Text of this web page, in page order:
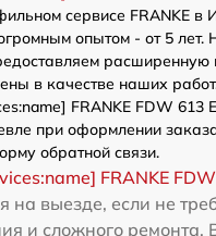
сервисе FRANKE в
опытом - от 5 лет.
в качестве наших
FRANKE FDW 613
при оформлении
обратной связи.
FRANKE
на выезде, если не
и сложного ремонта.